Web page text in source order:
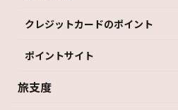
クレジットカードのポイント
ポイントサイト
旅支度